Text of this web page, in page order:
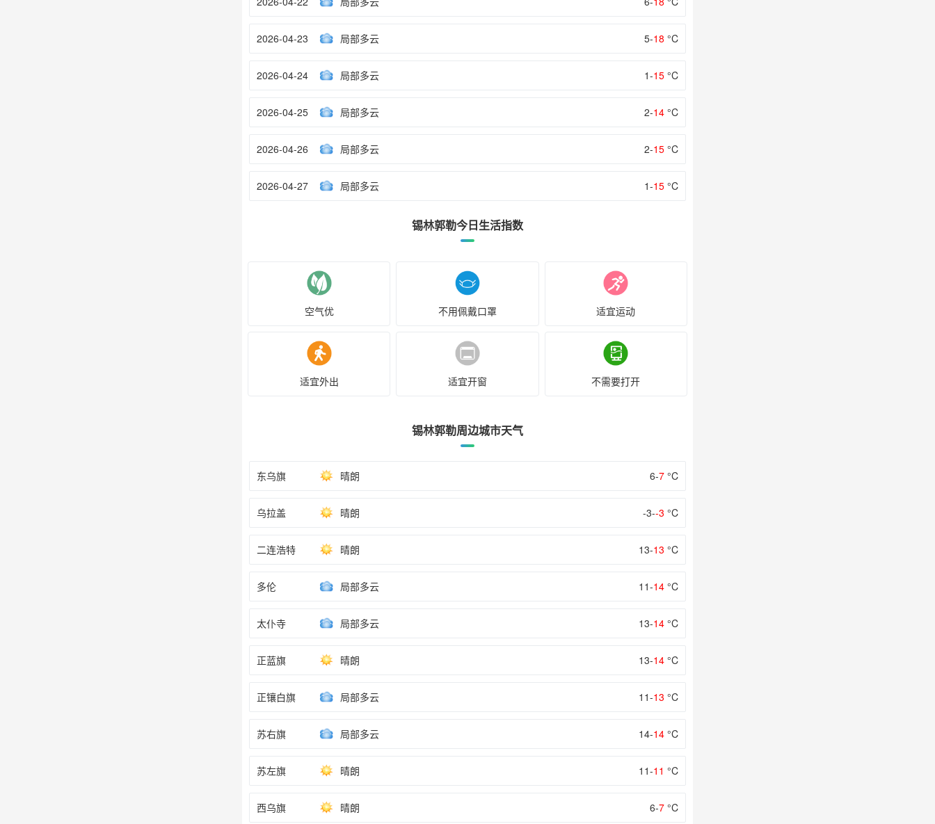
2026-04-23 局部多云 5-18 °C
2026-04-24 局部多云 1-15 °C
2026-04-25 局部多云 2-14 °C
2026-04-26 局部多云 2-15 °C
2026-04-27 局部多云 1-15 °C
锡林郭勒今日生活指数
空气优 不用佩戴口罩 适宜运动
适宜外出 适宜开窗 不需要打开
锡林郭勒周边城市天气
东乌旗 晴朗 6-7 °C
乌拉盖 晴朗 -3--3 °C
二连浩特 晴朗 13-13 °C
多伦 局部多云 11-14 °C
太仆寺 局部多云 13-14 °C
正蓝旗 晴朗 13-14 °C
正镶白旗 局部多云 11-13 °C
苏右旗 局部多云 14-14 °C
苏左旗 晴朗 11-11 °C
西乌旗 晴朗 6-7 °C